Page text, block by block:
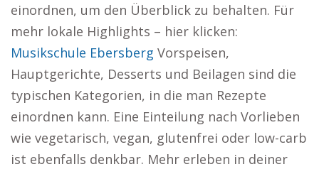
einordnen, um den Überblick zu behalten. Für
mehr lokale Highlights – hier klicken:
Musikschule Ebersberg Vorspeisen,
Hauptgerichte, Desserts und Beilagen sind die
typischen Kategorien, in die man Rezepte
einordnen kann. Eine Einteilung nach Vorlieben
wie vegetarisch, vegan, glutenfrei oder low-carb
ist ebenfalls denkbar. Mehr erleben in deiner